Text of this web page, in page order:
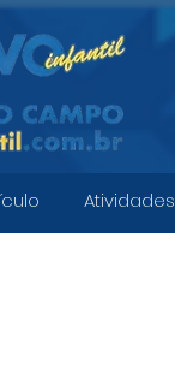
Atividades